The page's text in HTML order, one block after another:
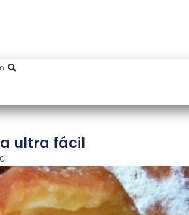
ultra fácil